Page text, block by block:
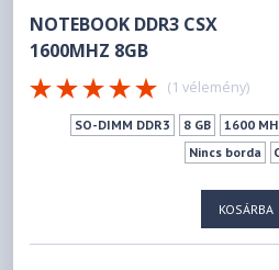
NOTEBOOK DDR3 CSX
1600MHZ 8GB
(1 vélemény)
SO-DIMM DDR3 8 GB 1600
Nincs borda
KOSÁRBA